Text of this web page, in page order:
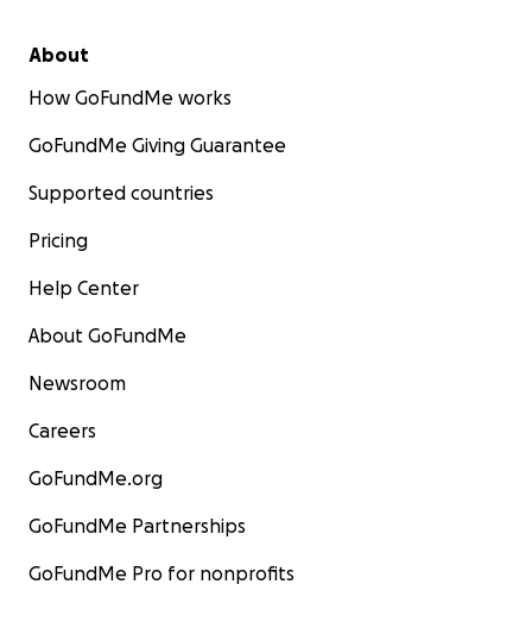
About
How GoFundMe works
GoFundMe Giving Guarantee
Supported countries
Pricing
Help Center
About GoFundMe
Newsroom
Careers
GoFundMe.org
GoFundMe Partnerships
GoFundMe Pro for nonprofits